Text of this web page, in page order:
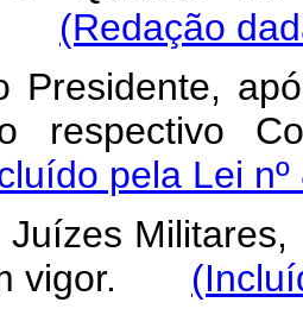
(Redação
após
respectivo
pela Lei
Militares,
vigor.